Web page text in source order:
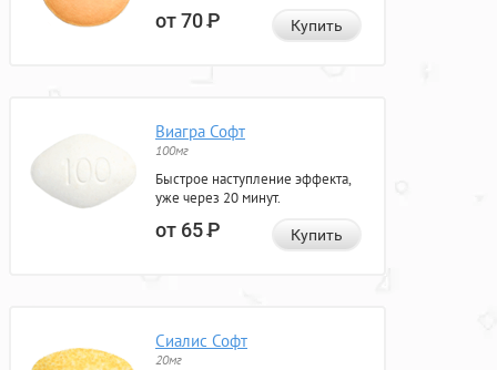
от 70Р Купить
Виагра Софт
100мг
Быстрое наступление эффекта,
уже через 20 минут.
от 65Р Купить
Сиалис Софт
20мг